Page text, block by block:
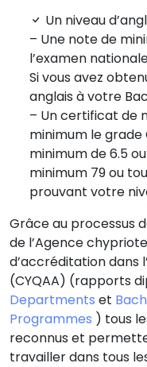
Un niveau
– Une note de
l’examen
Si vous avez
anglais à votre Bac
– Un certificat de
minimum le grade
minimum de 6.5
minimum 79 ou
prouvant votre
Grâce au processus
de l’Agence
d’accréditation dans
(CYQAA) (rapports
Departments et
Programmes ) tous
reconnus et
travailler dans tous